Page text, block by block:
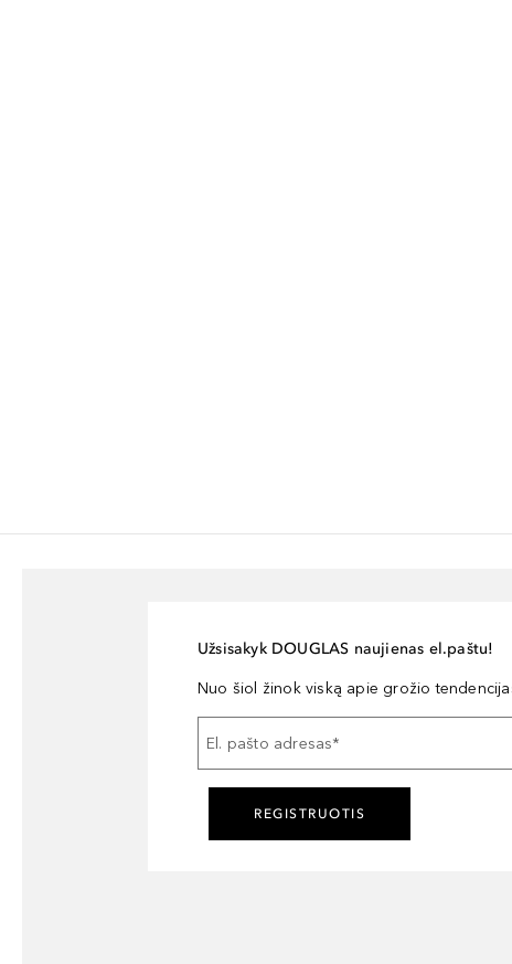
Užsisakyk DOUGLAS naujienas el.paštu!
Nuo šiol žinok viską apie grožio
El. pašto adresas*
REGISTRUOTIS